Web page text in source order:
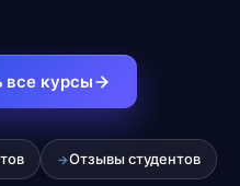
все курсы
→Отзывы студентов